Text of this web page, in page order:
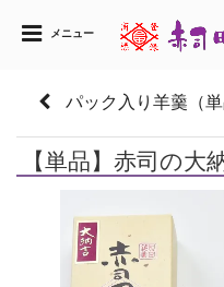
メニュー
パック入り羊羹（単
【単品】赤司の大